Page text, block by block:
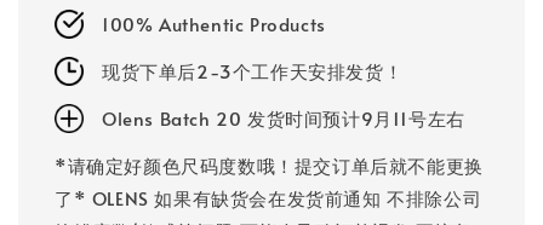
100% Authentic Products
现货下单后2-3个工作天安排发货！
Olens Batch 20 发货时间预计9月11号左右
*请确定好颜色尺码度数哦！提交订单后就不能更换
了* OLENS 如果有缺货会在发货前通知 不排除公司